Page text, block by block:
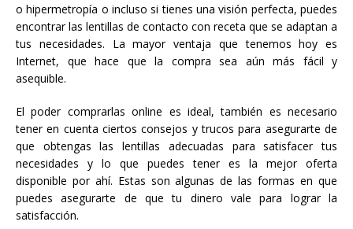
o hipermetropía o incluso si tienes una visión perfecta, puedes
encontrar las lentillas de contacto con receta que se adaptan a
tus necesidades. La mayor ventaja que tenemos hoy es
Internet, que hace que la compra sea aún más fácil y
asequible.
El poder comprarlas online es ideal, también es necesario
tener en cuenta ciertos consejos y trucos para asegurarte de
que obtengas las lentillas adecuadas para satisfacer tus
necesidades y lo que puedes tener es la mejor oferta
disponible por ahí. Estas son algunas de las formas en que
puedes asegurarte de que tu dinero vale para lograr la
satisfacción.